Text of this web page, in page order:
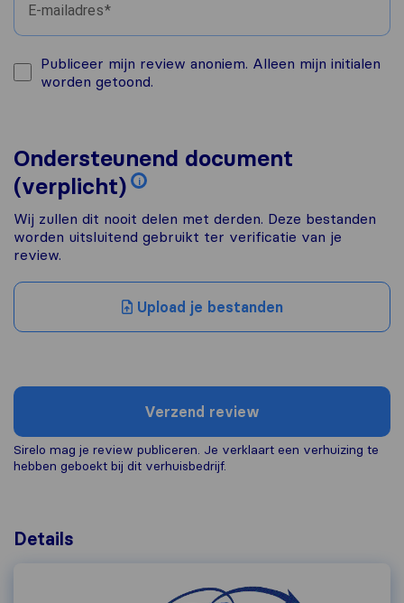
E-mailadres
Publiceer mijn review anoniem. Alleen mijn initialen
worden getoond.
Ondersteunend document
(verplicht)
i
Wij zullen dit nooit delen met derden. Deze bestanden
worden uitsluitend gebruikt ter verificatie van je
review.
Upload je bestanden
Verzend review
Sirelo mag je review publiceren. Je verklaart een verhuizing te
hebben geboekt bij dit verhuisbedrijf.
Details